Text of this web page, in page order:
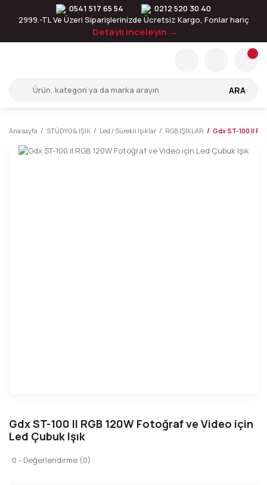
0541 517 65 54
0212 520 30 40
2999.-TL Ve Üzeri Siparişlerinizde Ücretsiz Kargo, Fonlar hariç
Detaylı inceleyin →
ARA
Anasayfa STÜDYO & IŞIK Led / Sürekli Işıklar RGB IŞIKLAR Gdx ST-100 II
Gdx ST-100 II RGB 120W Fotoğraf ve Video için
Led Çubuk Işık
0 - Değerlendirme (0)